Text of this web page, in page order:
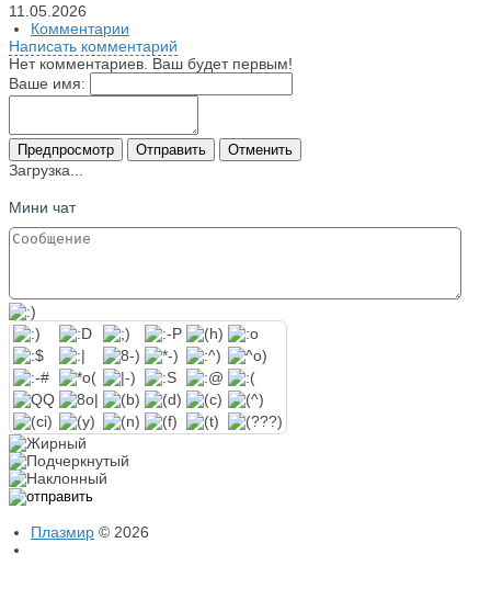
11.05.2026
Комментарии
Написать комментарий
Нет комментариев. Ваш будет первым!
Ваше имя:
Предпросмотр Отправить Отменить
Загрузка...
Мини чат
Плазмир © 2026